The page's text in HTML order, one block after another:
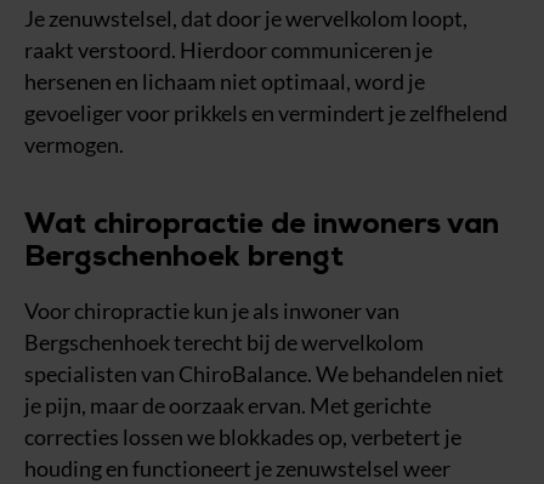
Je zenuwstelsel, dat door je wervelkolom loopt,
raakt verstoord. Hierdoor communiceren je
hersenen en lichaam niet optimaal, word je
gevoeliger voor prikkels en vermindert je zelfhelend
vermogen.
Wat chiropractie de inwoners van
Bergschenhoek brengt
Voor chiropractie kun je als inwoner van
Bergschenhoek terecht bij de wervelkolom
specialisten van ChiroBalance. We behandelen niet
je pijn, maar de oorzaak ervan. Met gerichte
correcties lossen we blokkades op, verbetert je
houding en functioneert je zenuwstelsel weer